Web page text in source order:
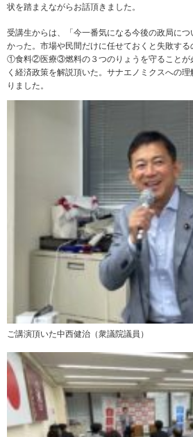
状を踏まえながらお話頂きました。
受講生からは、「今一番気になる今後の政局に
かった。市場や民間だけに任せておくと失敗する
①食料②医療③燃料の３つのりょうを守ることが
く経済政策を解説頂いた。サナエノミクスへの
りました。
ご講演頂いた中西健治（衆議院議員）